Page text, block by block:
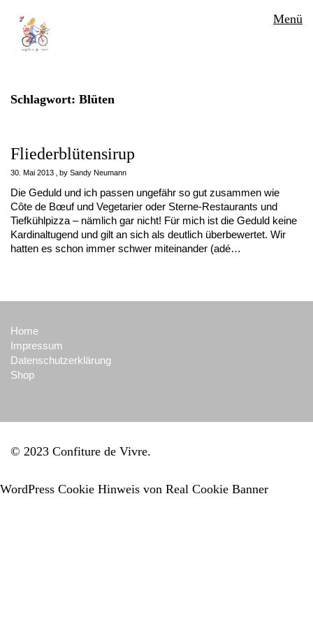
Menü
Schlagwort: Blüten
Fliederblütensirup
30. Mai 2013 by Sandy Neumann
Die Geduld und ich passen ungefähr so gut zusammen wie
Côte de Bœuf und Vegetarier oder Sterne-Restaurants und
Tiefkühlpizza – nämlich gar nicht! Für mich ist die Geduld keine
Kardinaltugend und gilt an sich als deutlich überbewertet. Wir
hatten es schon immer schwer miteinander (adé…
Home
Impressum
Datenschutzerklärung
Shop
© 2023 Confiture de Vivre
WordPress Cookie Hinweis von Real Cookie Banner